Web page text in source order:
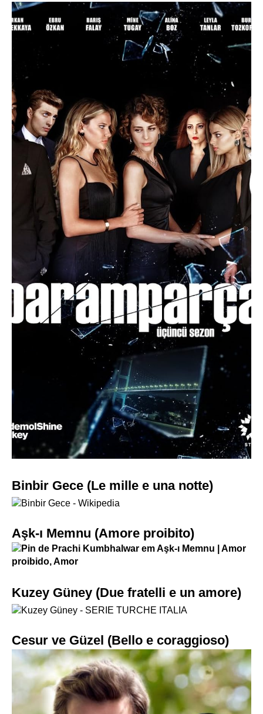
Binbir Gece (Le mille e una notte)
Aşk-ı Memnu (Amore proibito)
Kuzey Güney (Due fratelli e un amore)
Cesur ve Güzel (Bello e coraggioso)